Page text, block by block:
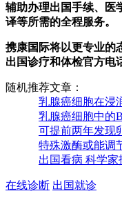
辅助办理出国手续、医
译等所需的全程服务。
携康国际将以更专业的
出国诊疗和体检官方电
随机推荐文章：
乳腺癌细胞在浸
乳腺癌细胞中的
可提前两年发现
特殊激酶或能调
出国看病 科学
在线诊断 出国就诊